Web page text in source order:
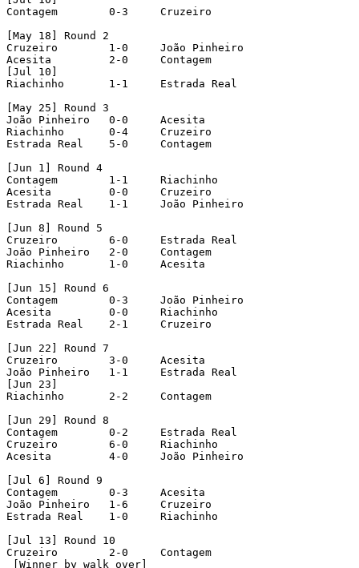
Contagem   	0-3	Cruzeiro
[May 18] Round 2
Cruzeiro   	1-0	João Pinheiro
Acesita   	2-0	Contagem
[Jul 10]
Riachinho   	1-1	Estrada Real
[May 25] Round 3
João Pinheiro  	0-0	Acesita
Riachinho   	0-4	Cruzeiro
Estrada Real   	5-0	Contagem
[Jun 1] Round 4
Contagem   	1-1	Riachinho
Acesita   	0-0	Cruzeiro
Estrada Real   	1-1	João Pinheiro
[Jun 8] Round 5
Cruzeiro   	6-0	Estrada Real
João Pinheiro  	2-0	Contagem
Riachinho   	1-0	Acesita
[Jun 15] Round 6
Contagem   	0-3	João Pinheiro
Acesita   	0-0	Riachinho
Estrada Real   	2-1	Cruzeiro
[Jun 22] Round 7
Cruzeiro   	3-0	Acesita
João Pinheiro  	1-1	Estrada Real
[Jun 23]
Riachinho   	2-2	Contagem
[Jun 29] Round 8
Contagem   	0-2	Estrada Real
Cruzeiro   	6-0	Riachinho
Acesita   	4-0	João Pinheiro
[Jul 6] Round 9
Contagem   	0-3	Acesita
João Pinheiro  	1-6	Cruzeiro
Estrada Real   	1-0	Riachinho
[Jul 13] Round 10
Cruzeiro   	2-0	Contagem
[Winner by walk over]